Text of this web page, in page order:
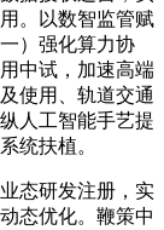
。以数智监管赋
）强化算力协
中试，加速高端
使用、轨道交通
人工智能手艺提
统扶植。
态研发注册，实
态优化。鞭策中